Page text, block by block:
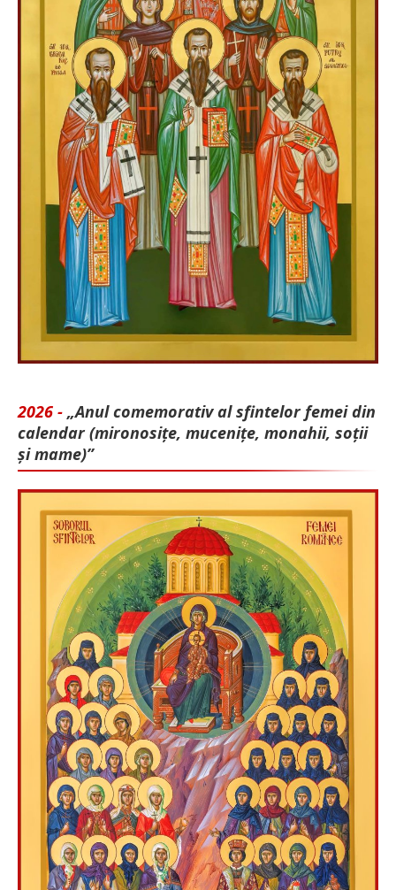
2026 - „Anul comemorativ al sfintelor femei din
calendar (mironosițe, mu­cenițe, monahii, soții
și mame)”